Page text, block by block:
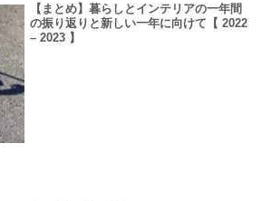
【まとめ】暮らしとインテリアの一年間
の振り返りと新しい一年に向けて【 2022
– 2023 】